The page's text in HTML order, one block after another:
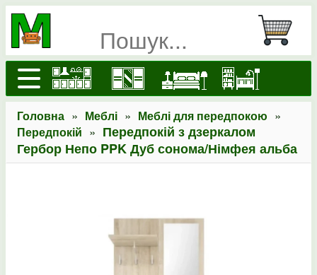
Головна » Меблі » Меблі для передпокою »
Передпокій » Передпокій з дзеркалом
Гербор Непо PPK Дуб сонома/Німфея альба